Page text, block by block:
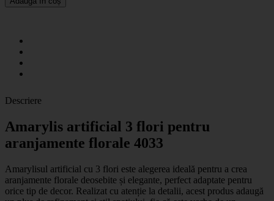
Descriere
Amarylis artificial 3 flori pentru
aranjamente florale 4033
Amarylisul artificial cu 3 flori este alegerea ideală pentru a crea
aranjamente florale deosebite și elegante, perfect adaptate pentru
orice tip de decor. Realizat cu atenție la detalii, acest produs adaugă